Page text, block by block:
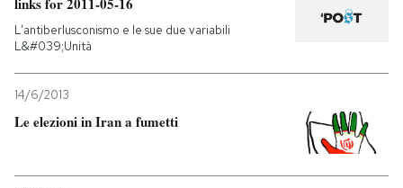
L’antiberlusconismo e le sue due variabili
L&#039;Unità
14/6/2013
Le elezioni in Iran a fumetti